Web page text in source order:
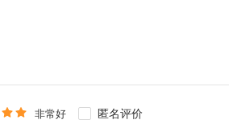
非常好 匿名评价